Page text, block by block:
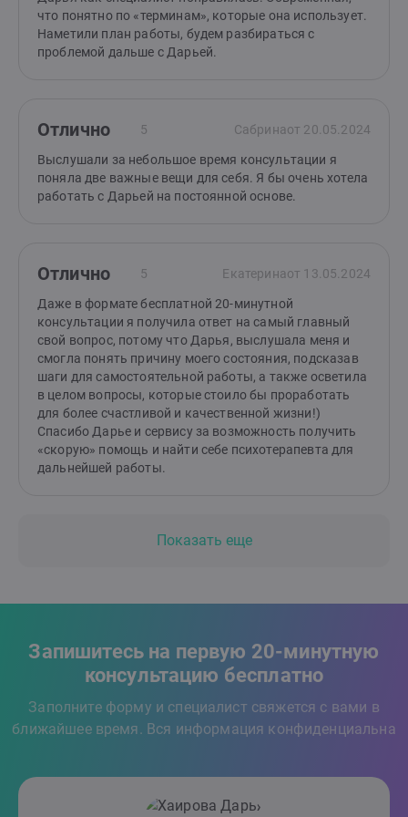
что понятно по «терминам», которые она использует.
Наметили план работы, будем разбираться с
проблемой дальше с Дарьей.
Отлично 5 Сабринаот 20.05.2024
Выслушали за небольшое время консультации я
поняла две важные вещи для себя. Я бы очень хотела
работать с Дарьей на постоянной основе.
Отлично 5 Екатеринаот 13.05.2024
Даже в формате бесплатной 20-минутной
консультации я получила ответ на самый главный
свой вопрос, потому что Дарья, выслушала меня и
смогла понять причину моего состояния, подсказав
шаги для самостоятельной работы, а также осветила
в целом вопросы, которые стоило бы проработать
для более счастливой и качественной жизни!)
Спасибо Дарье и сервису за возможность получить
«скорую» помощь и найти себе психотерапевта для
дальнейшей работы.
Показать еще
Запишитесь на первую 20-минутную
консультацию бесплатно
Заполните форму и специалист свяжется с вами в
ближайшее время. Вся информация конфиденциальна